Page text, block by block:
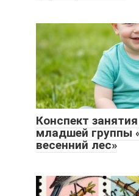
Конспект
младшей группы
весенний лес»